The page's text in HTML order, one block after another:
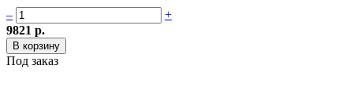
–
+
9821 р.
Под заказ